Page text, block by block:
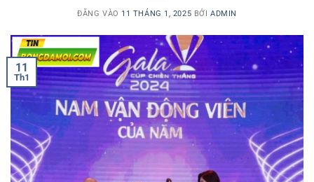
ĐĂNG VÀO 11 THÁNG 1, 2025 BỞI ADMIN
11
Th1